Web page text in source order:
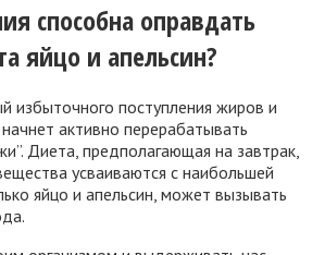
способна оправдать
яйцо и апельсин?
избыточного поступления жиров и
активно перерабатывать
Диета, предполагающая на завтрак,
усваиваются с наибольшей
яйцо и апельсин, может вызывать